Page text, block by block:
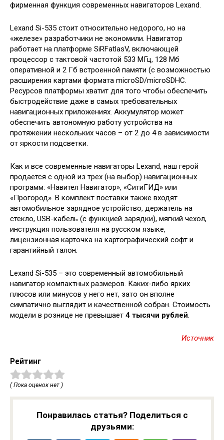
фирменная функция современных навигаторов Lexand.
Lexand Si-535 стоит относительно недорого, но на
«железе» разработчики не экономили. Навигатор
работает на платформе SiRFatlasV, включающей
процессор с тактовой частотой 533 МГц, 128 Мб
оперативной и 2 Гб встроенной памяти (с возможностью
расширения картами формата microSD/microSDHC.
Ресурсов платформы хватит для того чтобы обеспечить
быстродействие даже в самых требовательных
навигационных приложениях. Аккумулятор может
обеспечить автономную работу устройства на
протяжении нескольких часов – от 2 до 4 в зависимости
от яркости подсветки.
Как и все современные навигаторы Lexand, наш герой
продается с одной из трех (на выбор) навигационных
программ: «Навител Навигатор», «СитиГИД» или
«Прогород». В комплект поставки также входят
автомобильное зарядное устройство, держатель на
стекло, USB-кабель (с функцией зарядки), мягкий чехол,
инструкция пользователя на русском языке,
лицензионная карточка на картографический софт и
гарантийный талон.
Lexand Si-535 – это современный автомобильный
навигатор компактных размеров. Каких-либо ярких
плюсов или минусов у него нет, зато он вполне
симпатично выглядит и качественной собран. Стоимость
модели в рознице не превышает 4 тысячи рублей.
Источник
Рейтинг
( Пока оценок нет )
Понравилась статья? Поделиться с
друзьями: